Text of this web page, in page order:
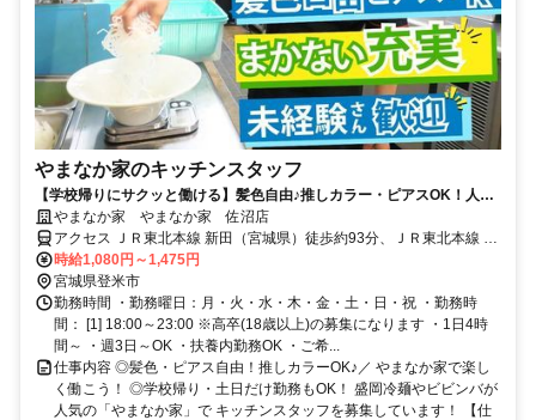
やまなか家のキッチンスタッフ
【学校帰りにサクッと働ける】髪色自由♪推しカラー・ピアスOK！人気
まかないあり
やまなか家 やまなか家 佐沼店
アクセス ＪＲ東北本線 新田（宮城県）徒歩約93分、ＪＲ東北本線 梅
ヶ沢徒歩約120分
時給1,080円～1,475円
宮城県登米市
勤務時間 ・勤務曜日：月・火・水・木・金・土・日・祝 ・勤務時
間： [1] 18:00～23:00 ※高卒(18歳以上)の募集になります ・1日4時
間～ ・週3日～OK ・扶養内勤務OK ・ご希...
仕事内容 ◎髪色・ピアス自由！推しカラーOK♪／ やまなか家で楽し
く働こう！ ◎学校帰り・土日だけ勤務もOK！ 盛岡冷麺やビビンバが
人気の「やまなか家」で キッチンスタッフを募集しています！ 【仕